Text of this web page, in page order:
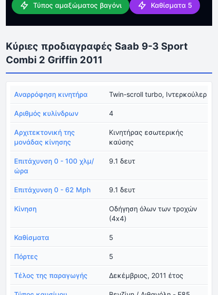
Τύπος αμαξώματος βαγόνι Καθίσματα 5
Κύριες προδιαγραφές Saab 9-3 Sport
Combi 2 Griffin 2011
Αναρρόφηση κινητήρα Twin-scroll turbo, Ιντερκούλερ
Αριθμός κυλίνδρων 4
Αρχιτεκτονική της
μονάδας κίνησης
Κινητήρας εσωτερικής
καύσης
Επιτάχυνση 0 - 100 χλμ/
ώρα
9.1 δευτ
Επιτάχυνση 0 - 62 Mph 9.1 δευτ
Κίνηση
Οδήγηση όλων των τροχών
(4x4)
Καθίσματα 5
Πόρτες 5
Τέλος της παραγωγής Δεκέμβριος, 2011 έτος